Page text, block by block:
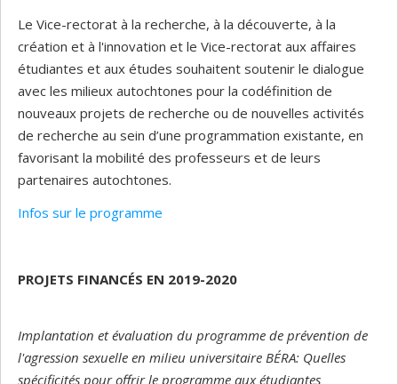
Le Vice-rectorat à la recherche, à la découverte, à la
création et à l'innovation et le Vice-rectorat aux affaires
étudiantes et aux études souhaitent soutenir le dialogue
avec les milieux autochtones pour la codéfinition de
nouveaux projets de recherche ou de nouvelles activités
de recherche au sein d’une programmation existante, en
favorisant la mobilité des professeurs et de leurs
partenaires autochtones.
Infos sur le programme
PROJETS FINANCÉS EN 2019-2020
Implantation et évaluation du programme de prévention de
l'agression sexuelle en milieu universitaire BÉRA: Quelles
spécificités pour offrir le programme aux étudiantes